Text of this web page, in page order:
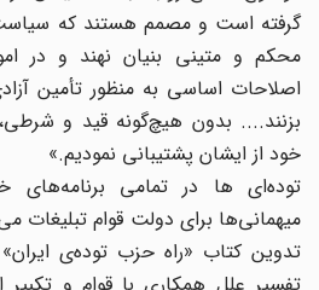
گرفته است و مصمم هستند که سیاست
محکم و متینی بنیان نهند و در
اصلاحات اساسی به منظور تأمین
بزنند.... بدون هیچ‌گونه قید و شرطی،
خود از ایشان پشتیبانی نمودیم.»
توده‌ای ها در تمامی برنامه‌های
میهمانی‌ها برای دولت قوام تبلیغات
تدوین کتاب «راه حزب توده‌ی ‌ایران»